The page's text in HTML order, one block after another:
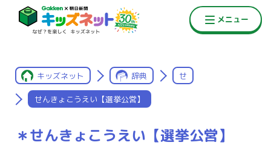
キッズネット 辞典 せ
せんきょこうえい【選挙公営】
＊せんきょこうえい【選挙公営】